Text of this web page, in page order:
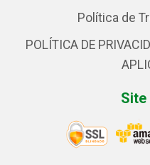
Política de
POLÍTICA DE
Site